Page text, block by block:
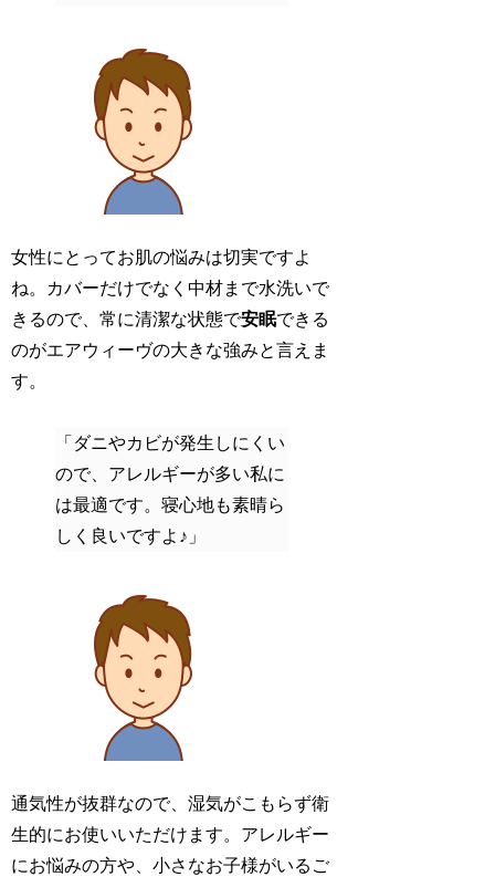
女性にとってお肌の悩みは切実ですよ
ね。カバーだけでなく中材まで水洗いで
きるので、常に清潔な状態で安眠できる
のがエアウィーヴの大きな強みと言えま
す。
「ダニやカビが発生しにくい
ので、アレルギーが多い私に
は最適です。寝心地も素晴ら
しく良いですよ♪」
通気性が抜群なので、湿気がこもらず衛
生的にお使いいただけます。アレルギー
にお悩みの方や、小さなお子様がいるご